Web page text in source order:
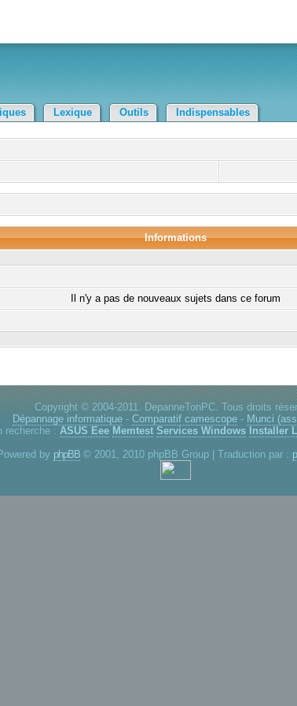
Lexique Outils Indispensables
Informations
Il n'y a pas de nouveaux sujets dans ce forum
Copyright © 2004-2011. DepanneTonPC. Tous droits
Dépannage informatique -Comparatif camescope - Munci
recherche : ASUS Eee Memtest Services Windows Installer
by phpBB © 2001, 2010 phpBB Group | Traduction par :